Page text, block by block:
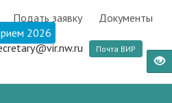
Подать заявку
Документы
2026
Почта ВИР